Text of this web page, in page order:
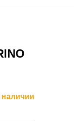
наличии